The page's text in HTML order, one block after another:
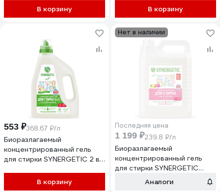
UNIVERSAL Бескрайний
океан, 5 л (166+ стирок)
В корзину
EMOTIONS Табак-ваниль, 1,5
В корзину
553 ₽368.67 ₽/л
Биоразлагаемый
концентрированный гель
для стирки SYNERGETIC 2 в 1
(50 стирок) 109510
В корзину
Нет в наличии
Последняя цена
1 199 ₽239.8 ₽/л
Биоразлагаемый
концентрированный гель
для стирки SYNERGETIC
COLOR, 5 л (166+ стирок)
Аналоги